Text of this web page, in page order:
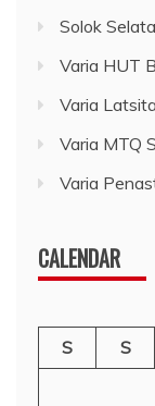
Solok
Varia HUT
Varia
Varia MTQ
Varia
CALENDAR
S
S